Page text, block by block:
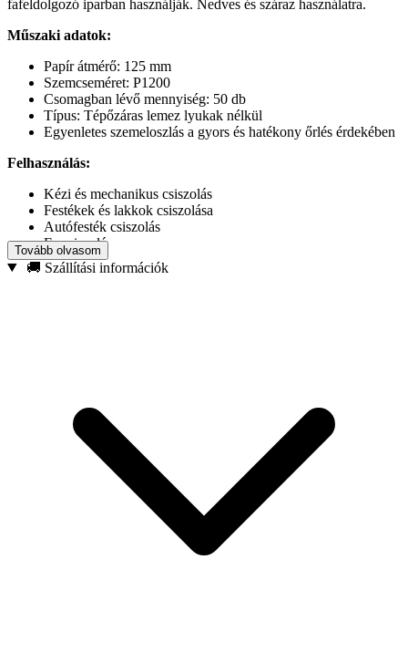
fafeldolgozó iparban használják. Nedves és száraz használatra.
Műszaki adatok:
Papír átmérő: 125 mm
Szemcseméret: P1200
Csomagban lévő mennyiség: 50 db
Típus: Tépőzáras lemez lyukak nélkül
Egyenletes szemeloszlás a gyors és hatékony őrlés érdekében
Felhasználás:
Kézi és mechanikus csiszolás
Festékek és lakkok csiszolása
Autófesték csiszolás
Fa csiszolás
Műanyag köszörülés
Tovább olvasom
🚚 Szállítási információk